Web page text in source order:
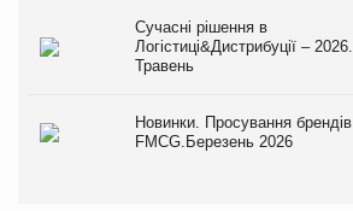
Сучасні рішення в
Логістиці&Дистрибуції – 2026.
Травень
Новинки. Просування брендів
FMCG.Березень 2026